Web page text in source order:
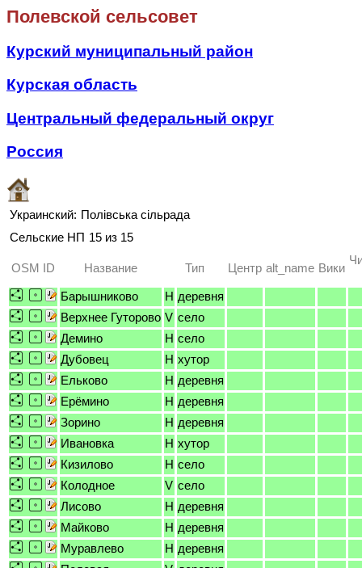
Полевской сельсовет
Курский муниципальный район
Курская область
Центральный федеральный округ
Россия
Украинский: Полівська сільрада
Сельские НП 15 из 15
OSM ID Название Тип Центр alt_name Вики
Барышниково H деревня
Верхнее Гуторово V село
Демино
H село
Дубовец
H хутор
Ельково
H деревня
Ерёмино
H деревня
Зорино
H деревня
Ивановка
H хутор
Кизилово
H село
Колодное
V село
Лисово
H деревня
Майково
H деревня
Муравлево
H деревня